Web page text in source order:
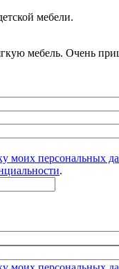
мебели.
мебель. Очень
моих персональных
.